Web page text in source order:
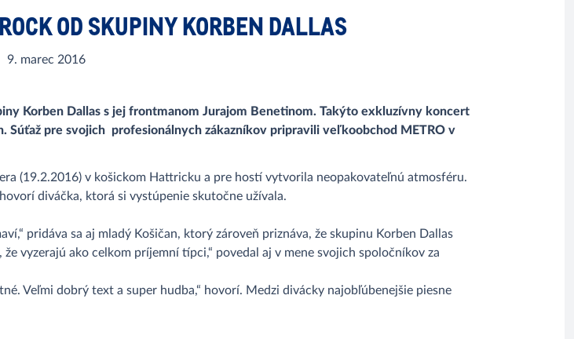
OD SKUPINY KORBEN DALLAS
9. marec 2016
Korben Dallas s jej frontmanom Jurajom Benetinom. Takýto exkluzívny koncert
Súťaž pre svojich profesionálnych zákazníkov pripravili veľkoobchod METRO v
(19.2.2016) v košickom Hattricku a pre hostí vytvorila neopakovateľnú atmosféru.
diváčka, ktorá si vystúpenie skutočne užívala.
pridáva sa aj mladý Košičan, ktorý zároveň priznáva, že skupinu Korben Dallas
vyzerajú ako celkom príjemní típci,“ povedal aj v mene svojich spoločníkov za
Veľmi dobrý text a super hudba,“ hovorí. Medzi divácky najobľúbenejšie piesne